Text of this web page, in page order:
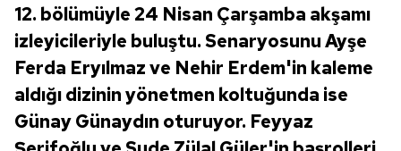
12. bölümüyle 24 Nisan Çarşamba akşamı
izleyicileriyle buluştu. Senaryosunu Ayşe
Ferda Eryılmaz ve Nehir Erdem'in kaleme
aldığı dizinin yönetmen koltuğunda ise
Günay Günaydın oturuyor. Feyyaz